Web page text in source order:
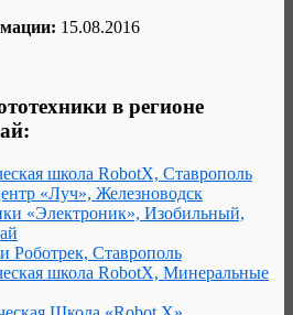
15.08.2016
в регионе
школа RobotX, Ставрополь
«Луч», Железноводск
«Электроник», Изобильный,
Роботрек, Ставрополь
школа RobotX, Минеральные